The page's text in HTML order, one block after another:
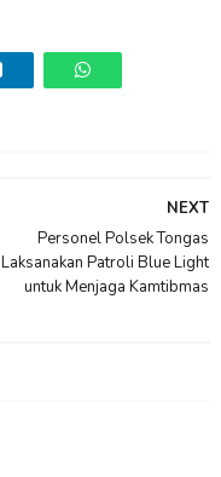
NEXT
Personel Polsek Tongas
Laksanakan Patroli Blue Light
untuk Menjaga Kamtibmas